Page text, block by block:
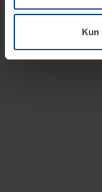
Kun